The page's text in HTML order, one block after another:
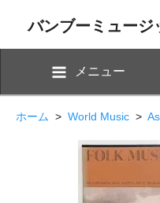
バンブーミュージ
メニュー
ホーム > World Music >